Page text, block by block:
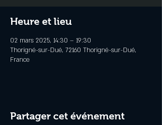
Heure et lieu
02 mars 2025, 14:30 – 19:30
Thorigné-sur-Dué, 72160 Thorigné-sur-Dué,
France
Partager cet événement